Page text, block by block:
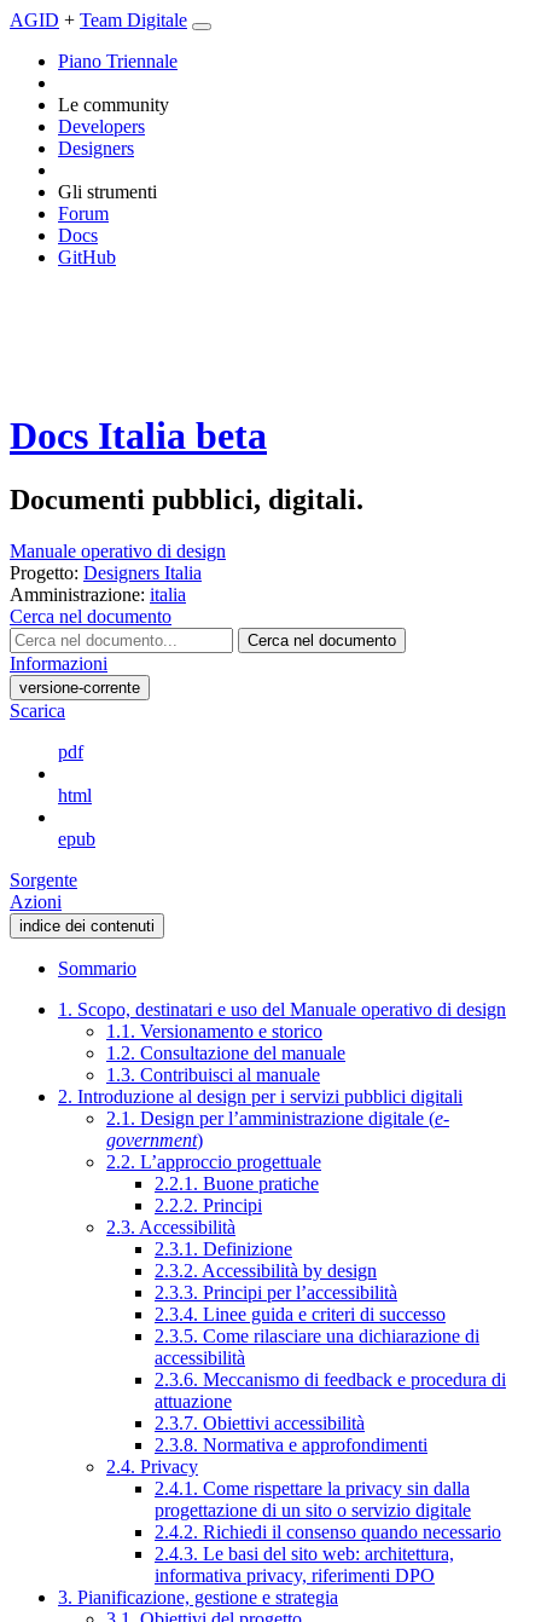
AGID + Team Digitale
Piano Triennale
Le community
Developers
Designers
Gli strumenti
Forum
Docs
GitHub
Docs Italia beta
Documenti pubblici, digitali.
Manuale operativo di design
Progetto: Designers Italia
Amministrazione: italia
Cerca nel documento
Cerca nel documento
Informazioni
versione-corrente
Scarica
pdf
html
epub
Sorgente
Azioni
indice dei contenuti
Sommario
1. Scopo, destinatari e uso del Manuale operativo di design
1.1. Versionamento e storico
1.2. Consultazione del manuale
1.3. Contribuisci al manuale
2. Introduzione al design per i servizi pubblici digitali
2.1. Design per l’amministrazione digitale (e-
government)
2.2. L’approccio progettuale
2.2.1. Buone pratiche
2.2.2. Principi
2.3. Accessibilità
2.3.1. Definizione
2.3.2. Accessibilità by design
2.3.3. Principi per l’accessibilità
2.3.4. Linee guida e criteri di successo
2.3.5. Come rilasciare una dichiarazione di
accessibilità
2.3.6. Meccanismo di feedback e procedura di
attuazione
2.3.7. Obiettivi accessibilità
2.3.8. Normativa e approfondimenti
2.4. Privacy
2.4.1. Come rispettare la privacy sin dalla
progettazione di un sito o servizio digitale
2.4.2. Richiedi il consenso quando necessario
2.4.3. Le basi del sito web: architettura,
informativa privacy, riferimenti DPO
3. Pianificazione, gestione e strategia